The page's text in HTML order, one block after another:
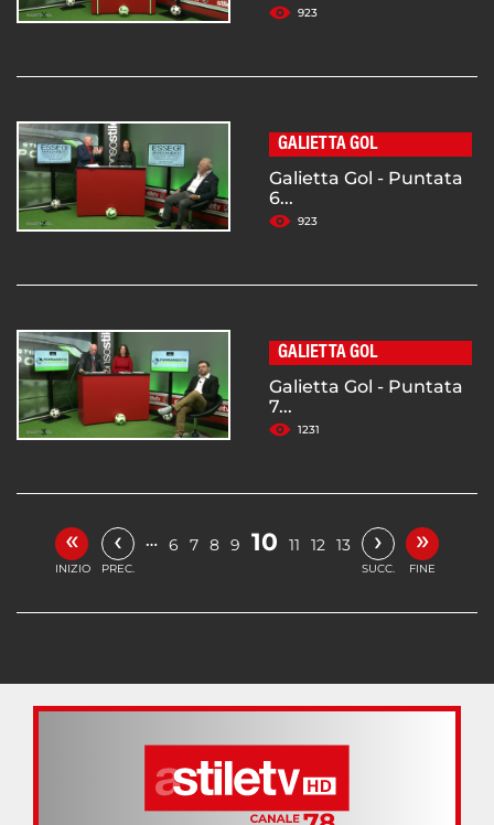
923
GALIETTA GOL
Galietta Gol - Puntata
6...
923
GALIETTA GOL
Galietta Gol - Puntata
7...
1231
«
INIZIO
‹
PREC.
… 6 7 8 9 10 11 12 13 ›
SUCC.
»
FINE